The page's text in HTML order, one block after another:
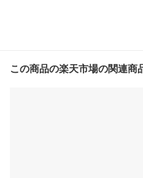
この商品の楽天市場の関連商